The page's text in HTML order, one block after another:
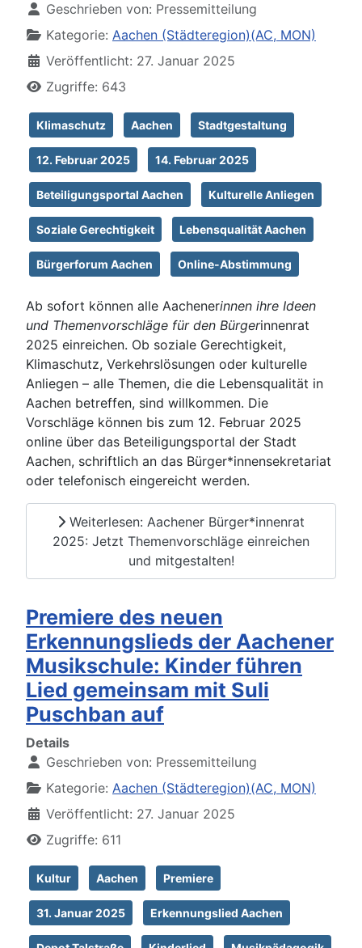
Geschrieben von: Pressemitteilung
Kategorie: Aachen (Städteregion)(AC, MON)
Veröffentlicht: 27. Januar 2025
Zugriffe: 643
Klimaschutz Aachen Stadtgestaltung
12. Februar 2025 14. Februar 2025
Beteiligungsportal Aachen Kulturelle Anliegen
Soziale Gerechtigkeit Lebensqualität Aachen
Bürgerforum Aachen Online-Abstimmung
Ab sofort können alle Aachenerinnen ihre Ideen
und Themenvorschläge für den Bürgerinnenrat
2025 einreichen. Ob soziale Gerechtigkeit,
Klimaschutz, Verkehrslösungen oder kulturelle
Anliegen – alle Themen, die die Lebensqualität in
Aachen betreffen, sind willkommen. Die
Vorschläge können bis zum 12. Februar 2025
online über das Beteiligungsportal der Stadt
Aachen, schriftlich an das Bürger*innensekretariat
oder telefonisch eingereicht werden.
Weiterlesen: Aachener Bürger*innenrat
2025: Jetzt Themenvorschläge einreichen
und mitgestalten!
Premiere des neuen
Erkennungslieds der Aachener
Musikschule: Kinder führen
Lied gemeinsam mit Suli
Puschban auf
Details
Geschrieben von: Pressemitteilung
Kategorie: Aachen (Städteregion)(AC, MON)
Veröffentlicht: 27. Januar 2025
Zugriffe: 611
Kultur Aachen Premiere
31. Januar 2025 Erkennungslied Aachen